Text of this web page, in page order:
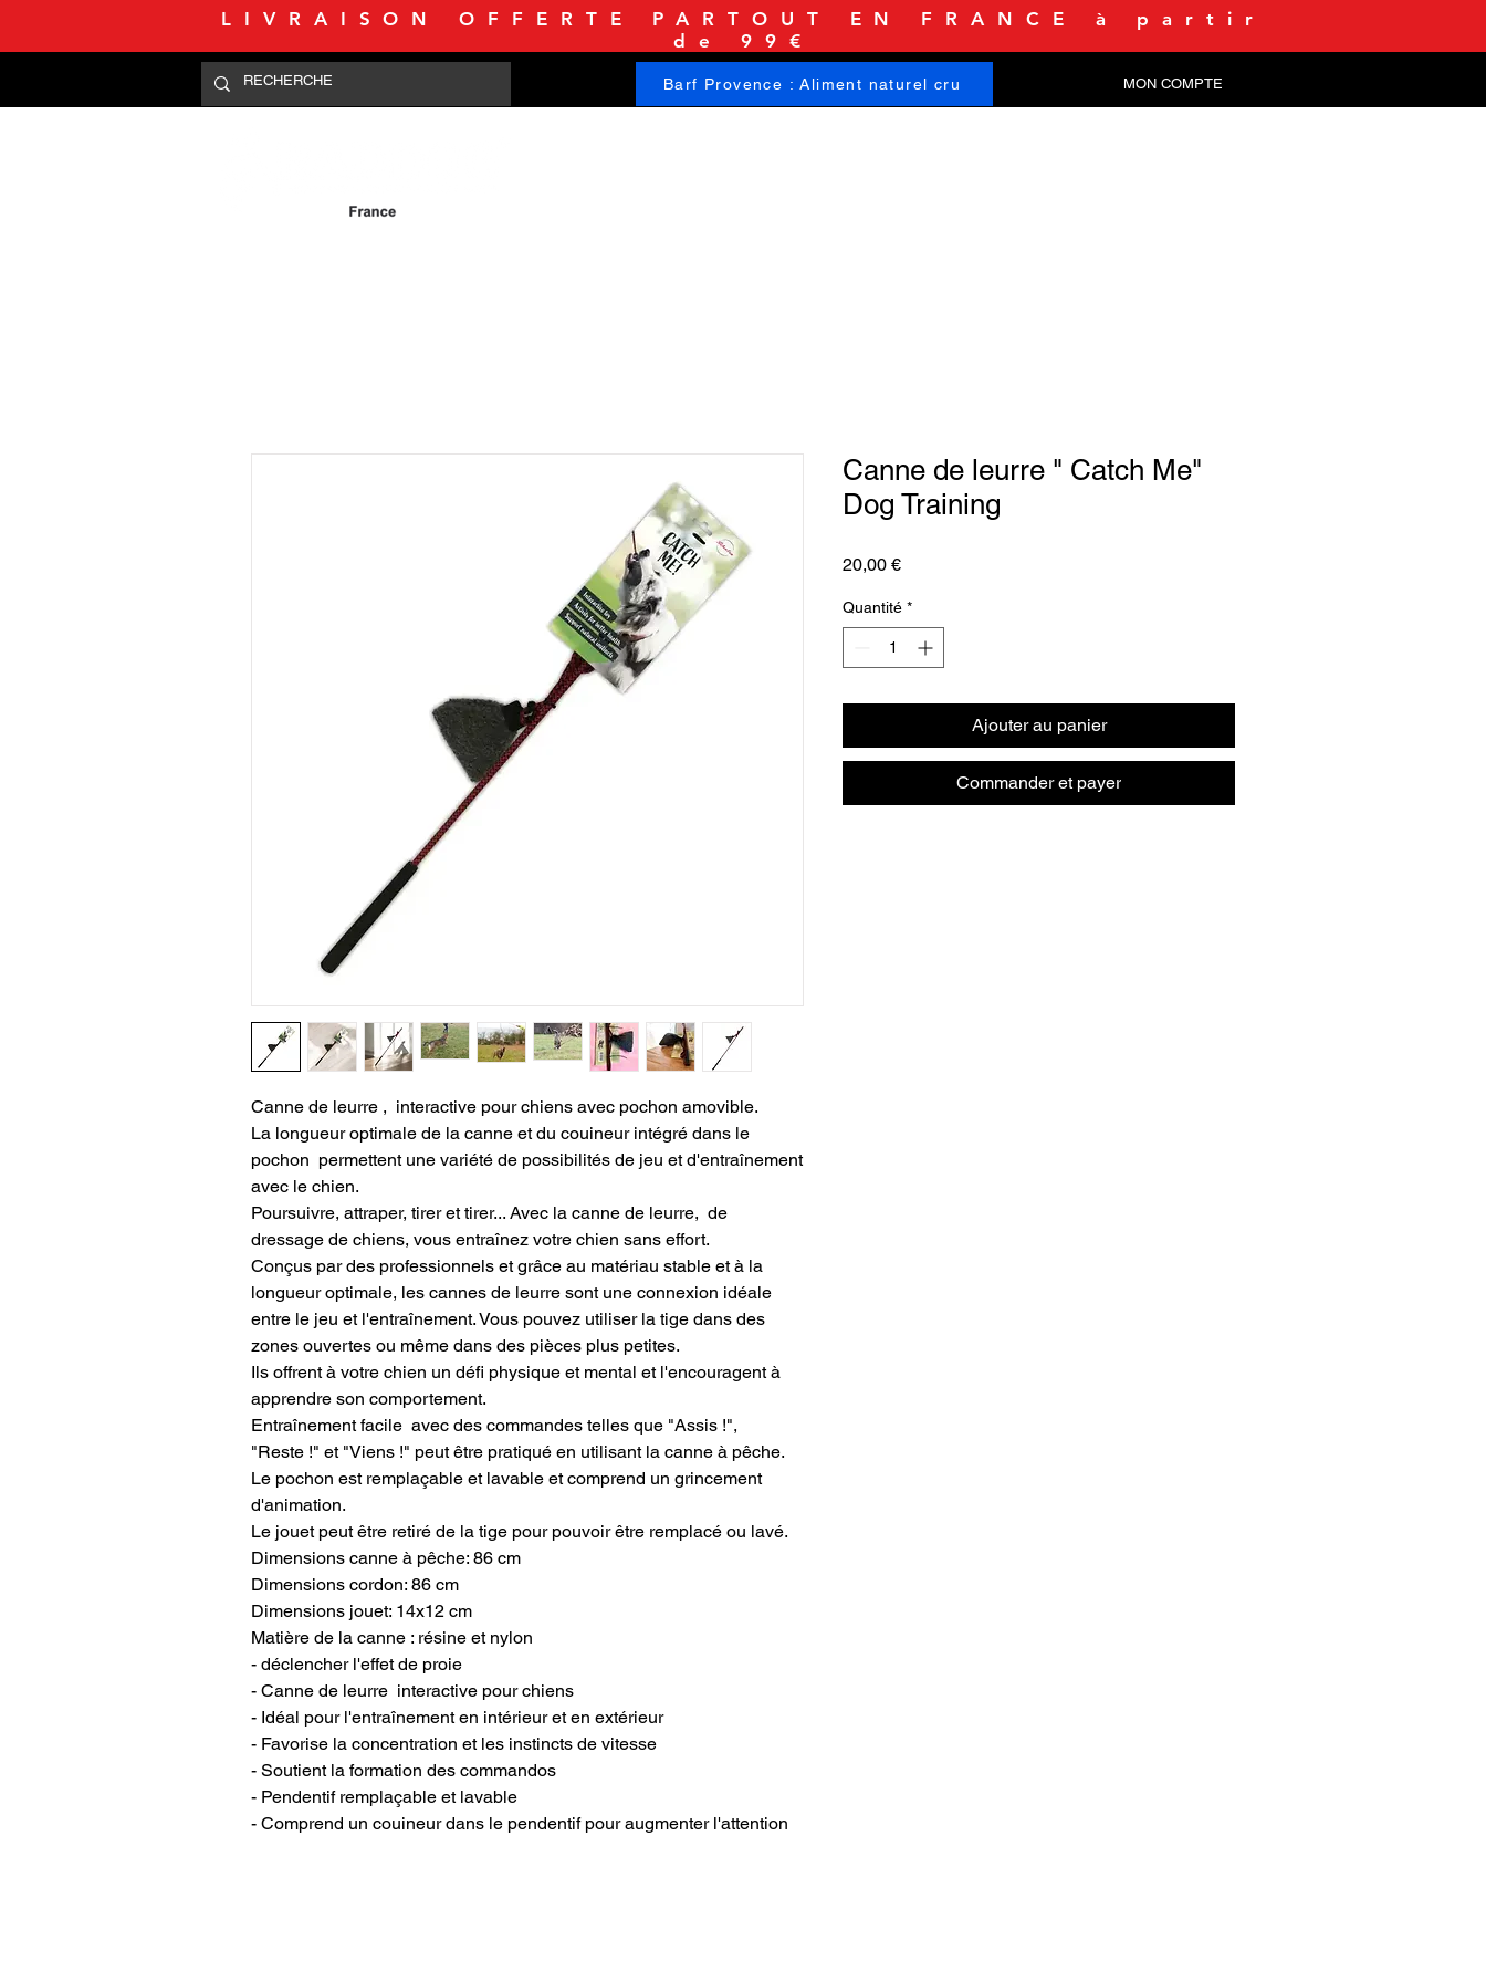
LIVRAISON OFFERTE PARTOUT EN FRANCE à partir
de 99€
Barf Provence : Aliment naturel cru MON COMPTE
Canne de leurre , interactive pour chiens avec pochon amovible.
La longueur optimale de la canne et du couineur intégré dans le
pochon permettent une variété de possibilités de jeu et d'entraînement
avec le chien.
Poursuivre, attraper, tirer et tirer... Avec la canne de leurre, de
dressage de chiens, vous entraînez votre chien sans effort.
Conçus par des professionnels et grâce au matériau stable et à la
longueur optimale, les cannes de leurre sont une connexion idéale
entre le jeu et l'entraînement. Vous pouvez utiliser la tige dans des
zones ouvertes ou même dans des pièces plus petites.
Ils offrent à votre chien un défi physique et mental et l'encouragent à
apprendre son comportement.
Entraînement facile avec des commandes telles que "Assis !",
"Reste !" et "Viens !" peut être pratiqué en utilisant la canne à pêche.
Le pochon est remplaçable et lavable et comprend un grincement
d'animation.
Le jouet peut être retiré de la tige pour pouvoir être remplacé ou lavé.
Dimensions canne à pêche: 86 cm
Dimensions cordon: 86 cm
Dimensions jouet: 14x12 cm
Matière de la canne : résine et nylon
- déclencher l'effet de proie
- Canne de leurre interactive pour chiens
- Idéal pour l'entraînement en intérieur et en extérieur
- Favorise la concentration et les instincts de vitesse
- Soutient la formation des commandos
- Pendentif remplaçable et lavable
- Comprend un couineur dans le pendentif pour augmenter l'attention
Canne de leurre " Catch Me"
Dog Training
20,00 €Prix
Quantité *
Ajouter au panier
Commander et payer